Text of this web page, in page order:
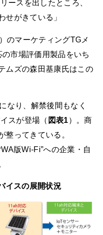
ースを出したところ、
せがきている」
のマーケティングTGメ
市場評価用製品をいち
ムズの森田基康氏はこの
なり、解禁後間もなく
スが登場（ 図表1）。商
整ってきている。
版Wi-Fi”への企業・自
イスの展開状況